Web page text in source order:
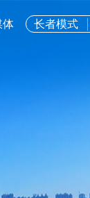
体 长者模式